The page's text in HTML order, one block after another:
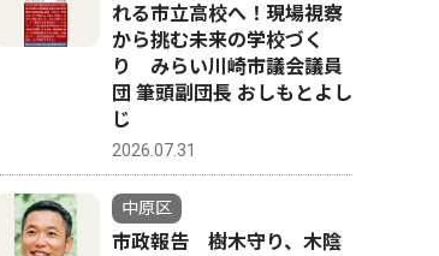
れる市立高校へ！現場視察
から挑む未来の学校づく
り みらい川崎市議会議員
団 筆頭副団長 おしもとよし
じ
2026.07.31
中原区
市政報告 樹木守り、木陰